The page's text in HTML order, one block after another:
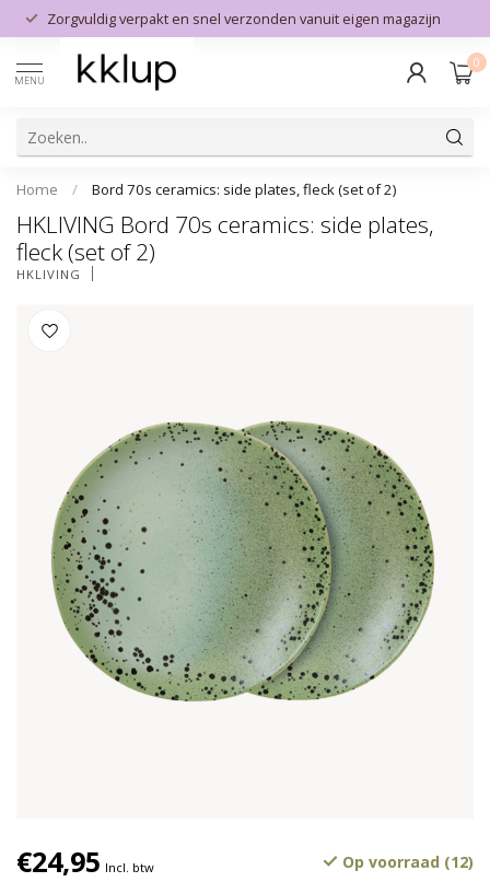
Zorgvuldig verpakt en snel verzonden vanuit eigen magazijn
MENU
0
Home / Bord 70s ceramics: side plates, fleck (set of 2)
HKLIVING Bord 70s ceramics: side plates,
fleck (set of 2)
HKLIVING
€24,95 Incl. btw Op voorraad (12)